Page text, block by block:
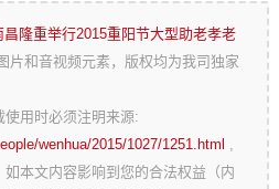
隆重举行2015重阳节大型助老孝老
片和音视频元素，版权均为我司独家
用时必须注明来源:
wenhua/2015/1027/1251.html
本文内容影响到您的合法权益（内